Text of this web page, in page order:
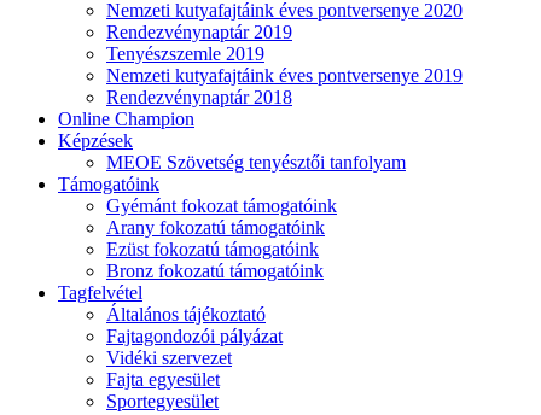
Nemzeti kutyafajtáink éves pontversenye 2020
Rendezvénynaptár 2019
Tenyészszemle 2019
Nemzeti kutyafajtáink éves pontversenye 2019
Rendezvénynaptár 2018
Online Champion
Képzések
MEOE Szövetség tenyésztői tanfolyam
Támogatóink
Gyémánt fokozat támogatóink
Arany fokozatú támogatóink
Ezüst fokozatú támogatóink
Bronz fokozatú támogatóink
Tagfelvétel
Általános tájékoztató
Fajtagondozói pályázat
Vidéki szervezet
Fajta egyesület
Sportegyesület